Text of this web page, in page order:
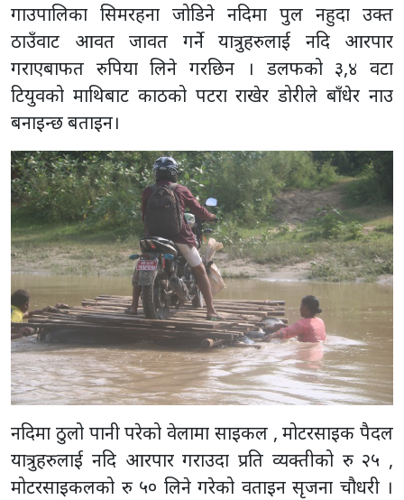
गाउपालिका सिमरहना जोडिने नदिमा पुल नहुदा उक्त
ठाउँवाट आवत जावत गर्ने यात्रुहरुलाई नदि आरपार
गराएबाफत रुपिया लिने गरछिन । डलफको ३,४ वटा
टियुवको माथिबाट काठको पटरा राखेर डोरीले बाँधेर नाउ
बनाइन्छ बताइन।
नदिमा ठुलो पानी परेको वेलामा साइकल , मोटरसाइक पैदल
यात्रुहरुलाई नदि आरपार गराउदा प्रति व्यक्तीको रु २५ ,
मोटरसाइकलको रु ५० लिने गरेको वताइन सृजना चौधरी ।